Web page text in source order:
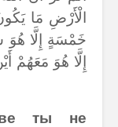
الْأَرْضِ مَا
خَمْسَةٍ إِلَّا هُوَ
إِلَّا هُوَ مَعَهُمْ
ты не